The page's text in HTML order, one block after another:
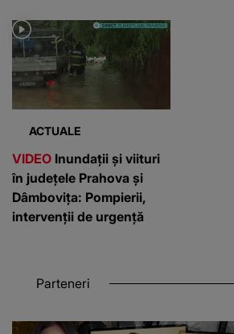
ACTUALE
VIDEO Inundații și viituri
în județele Prahova și
Dâmbovița: Pompierii,
intervenții de urgență
Parteneri